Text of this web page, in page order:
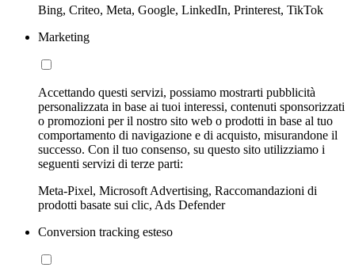
Bing, Criteo, Meta, Google, LinkedIn, Printerest, TikTok
Marketing
Accettando questi servizi, possiamo mostrarti pubblicità
personalizzata in base ai tuoi interessi, contenuti sponsorizzati
o promozioni per il nostro sito web o prodotti in base al tuo
comportamento di navigazione e di acquisto, misurandone il
successo. Con il tuo consenso, su questo sito utilizziamo i
seguenti servizi di terze parti:
Meta-Pixel, Microsoft Advertising, Raccomandazioni di
prodotti basate sui clic, Ads Defender
Conversion tracking esteso